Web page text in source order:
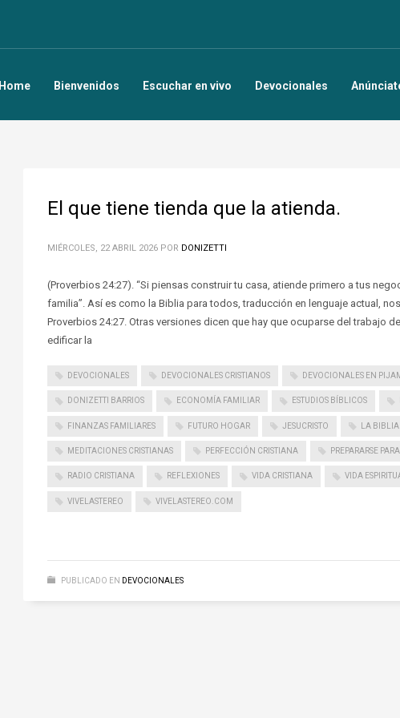
Home Bienvenidos Escuchar en vivo Devocionales
El que tiene tienda que la atienda.
MIÉRCOLES, 22 ABRIL 2026 POR DONIZETTI
(Proverbios 24:27). “Si piensas construir tu casa, atiende primero a tus
familia”. Así es como la Biblia para todos, traducción en lenguaje actual,
Proverbios 24:27. Otras versiones dicen que hay que ocuparse del trabajo
edificar la
DEVOCIONALES DEVOCIONALES CRISTIANOS DEVOCIONALES EN
DONIZETTI BARRIOS ECONOMÍA FAMILIAR ESTUDIOS BÍBLICOS
FINANZAS FAMILIARES FUTURO HOGAR JESUCRISTO LA BIBLIA
MEDITACIONES CRISTIANAS PERFECCIÓN CRISTIANA PREPARARSE
RADIO CRISTIANA REFLEXIONES VIDA CRISTIANA VIDA
VIVELASTEREO VIVELASTEREO.COM
PUBLICADO EN DEVOCIONALES